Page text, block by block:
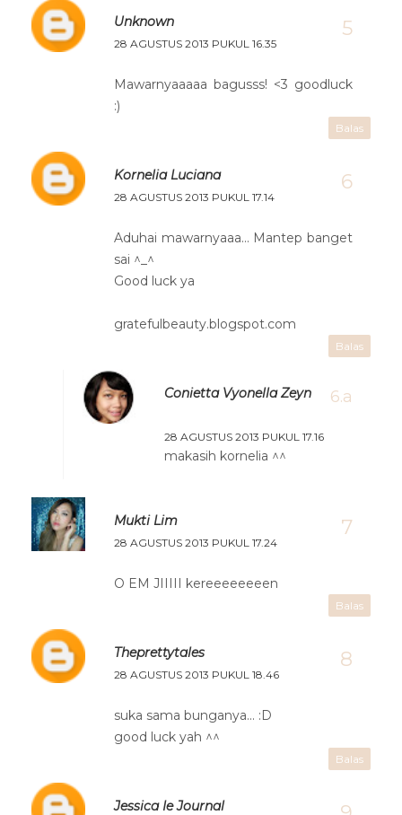
Unknown
28 AGUSTUS 2013 PUKUL 16.35
Mawarnyaaaaa bagusss! <3 goodluck
:)
Balas
Kornelia Luciana
28 AGUSTUS 2013 PUKUL 17.14
Aduhai mawarnyaaa... Mantep banget
sai ^_^
Good luck ya
gratefulbeauty.blogspot.com
Balas
Conietta Vyonella Zeyn
28 AGUSTUS 2013 PUKUL 17.16
makasih kornelia ^^
Mukti Lim
28 AGUSTUS 2013 PUKUL 17.24
O EM JIIIII kereeeeeeeen
Balas
Theprettytales
28 AGUSTUS 2013 PUKUL 18.46
suka sama bunganya... :D
good luck yah ^^
Balas
Jessica Ie Journal